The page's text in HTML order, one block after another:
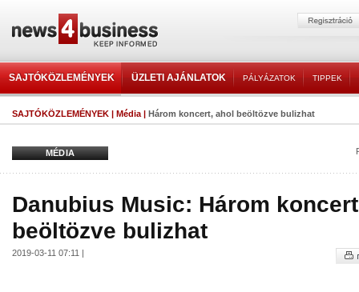
SAJTÓKÖZLEMÉNYEK ÜZLETI AJÁNLATOK PÁLYÁZATOK TIPPEK
SAJTÓKÖZLEMÉNYEK | Média | Három koncert, ahol beöltözve bulizhat
MÉDIA
Danubius Music: Három
beöltözve bulizhat
2019-03-11 07:11 |